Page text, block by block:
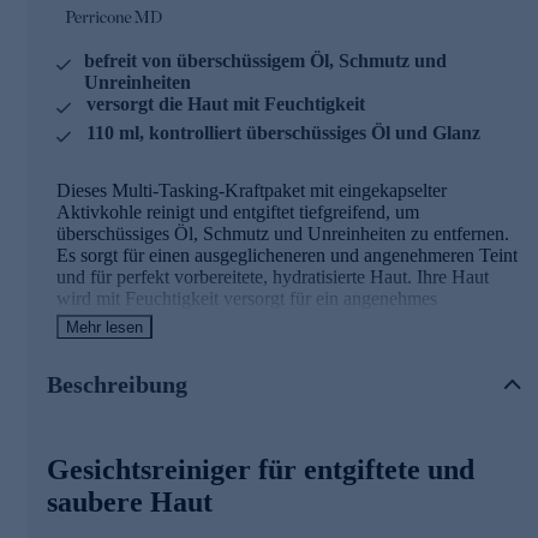
befreit von überschüssigem Öl, Schmutz und
Unreinheiten
versorgt die Haut mit Feuchtigkeit
110 ml, kontrolliert überschüssiges Öl und Glanz
Dieses Multi-Tasking-Kraftpaket mit eingekapselter
Aktivkohle reinigt und entgiftet tiefgreifend, um
überschüssiges Öl, Schmutz und Unreinheiten zu entfernen.
Es sorgt für einen ausgeglicheneren und angenehmeren Teint
und für perfekt vorbereitete, hydratisierte Haut. Ihre Haut
wird mit Feuchtigkeit versorgt für ein angenehmes
Hautgefühl.
Die Inhaltsstoffe und ihre Wirkweisen
Ein leistungsstarker, natürlich vorkommender Komplex aus
drei Aminosäuren hilft, trockene Haut mit Feuchtigkeit zu
versorgen und sorgt für einen deutlich festeren, glatteren und
Mehr lesen
Beschreibung
Gesichtsreiniger für entgiftete und
saubere Haut